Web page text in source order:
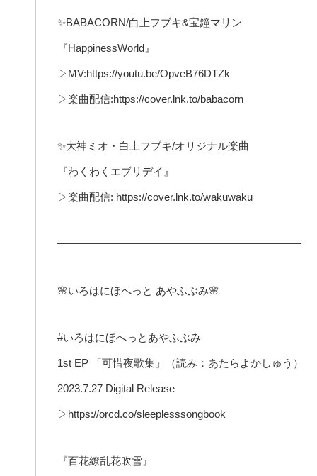
✨BABACORN/白上フブキ&宝鐘マリン
『HappinessWorld』
▷MV:https://youtu.be/OpveB76DTZk
▷楽曲配信:https://cover.lnk.to/babacorn
✨大神ミオ・白上フブキ/オリジナル楽曲
『わくわくエブリデイ』
▷楽曲配信: https://cover.lnk.to/wakuwaku
━━━━━━━━━━━━━━━━━━━━━━━
🌸いろはにほへっと あやふぶみ🌸
#いろはにほへっとあやふぶみ
1st EP 「可惜夜歌集」（読み：あたらよかしゅう）
2023.7.27 Digital Release
▷https://orcd.co/sleeplesssongbook
『百花繚乱花吹雪』